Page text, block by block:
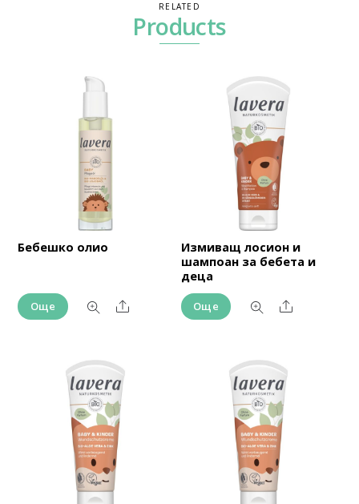
RELATED
Products
Бебешко олио
Още Share
Измиващ лосион и
шампоан за бебета и
деца
Още Share